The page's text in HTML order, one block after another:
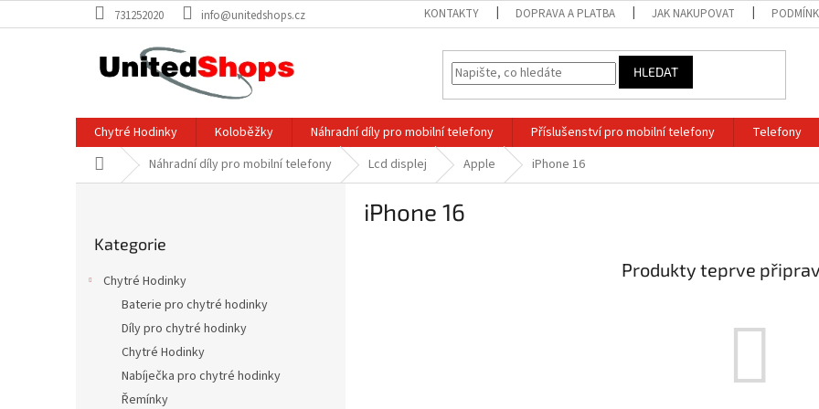
na
731252020 info@unitedshops.cz KONTAKTY DOPRAVA A PLATBA JAK NAKUPOVAT
HLEDAT
Chytré Hodinky Koloběžky Náhradní díly pro mobilní telefony Příslušenství pro mobilní telefony Telefony
Domů Náhradní díly pro mobilní telefony Lcd displej Apple iPhone 16
kategorie
Kategorie
Chytré Hodinky
Baterie pro chytré hodinky
Díly pro chytré hodinky
Chytré Hodinky
Nabíječka pro chytré hodinky
Řemínky
iPhone 16
Produkty teprve